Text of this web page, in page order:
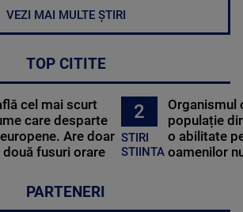
VEZI MAI MULTE ȘTIRI
TOP CITITE
cel mai scurt
care desparte
Are doar
fusuri orare
2
STIRI
STIINTA
Organismul
populație
o abilitate
oamenilor
PARTENERI